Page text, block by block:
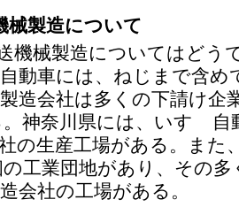
械製造について
機械製造についてはどう
動車には、ねじまで含め
造会社は多くの下請け企
神奈川県には、いすゞ自
の生産工場がある。また
工業団地があり、その多
会社の工場がある。